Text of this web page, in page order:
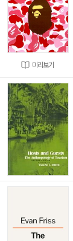
미리보기